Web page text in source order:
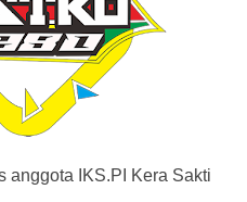
anggota IKS.PI Kera Sakti